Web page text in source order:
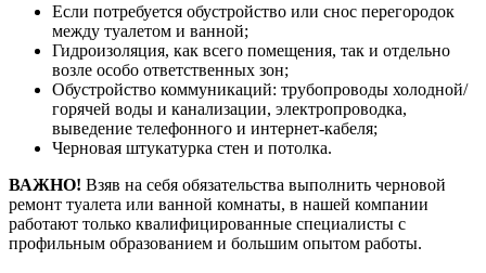
Если потребуется обустройство или снос перегородок
между туалетом и ванной;
Гидроизоляция, как всего помещения, так и отдельно
возле особо ответственных зон;
Обустройство коммуникаций: трубопроводы холодной/
горячей воды и канализации, электропроводка,
выведение телефонного и интернет-кабеля;
Черновая штукатурка стен и потолка.
ВАЖНО! Взяв на себя обязательства выполнить черновой
ремонт туалета или ванной комнаты, в нашей компании
работают только квалифицированные специалисты с
профильным образованием и большим опытом работы.